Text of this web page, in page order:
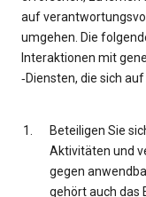
auf
umgehen. Die
Interaktionen mit
‑Diensten, die sich
Beteiligen Sie
Aktivitäten und
gegen
gehört auch das